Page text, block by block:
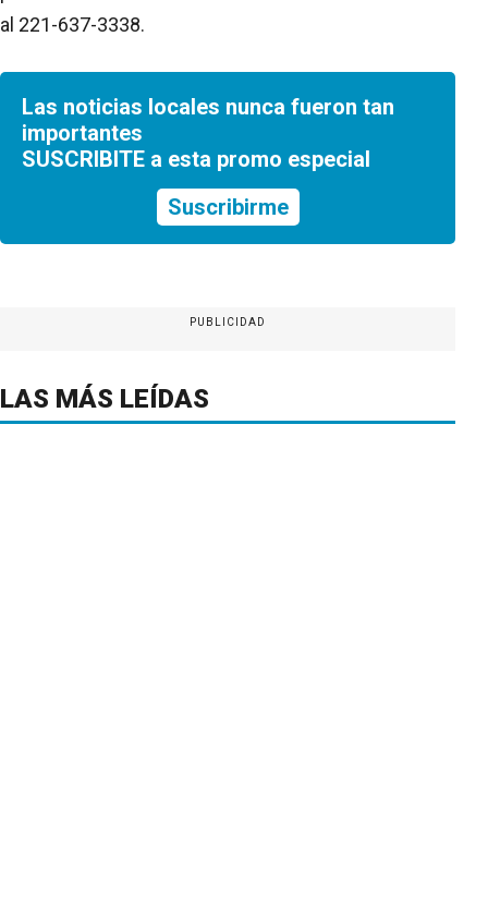
al 221-637-3338.
Las noticias locales nunca fueron tan
importantes
SUSCRIBITE a esta promo especial
Suscribirme
PUBLICIDAD
LAS MÁS LEÍDAS